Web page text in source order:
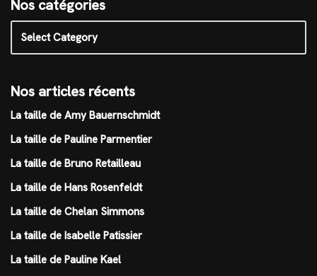
Nos catégories
Nos articles récents
La taille de Amy Bauernschmidt
La taille de Pauline Parmentier
La taille de Bruno Retailleau
La taille de Hans Rosenfeldt
La taille de Chelan Simmons
La taille de Isabelle Patissier
La taille de Pauline Kael